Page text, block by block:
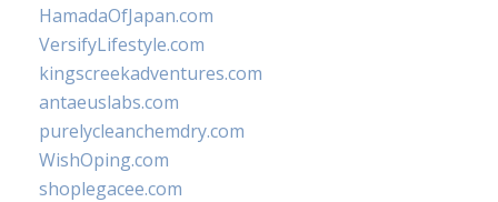
HamadaOfJapan.com
VersifyLifestyle.com
kingscreekadventures.com
antaeuslabs.com
purelycleanchemdry.com
WishOping.com
shoplegacee.com